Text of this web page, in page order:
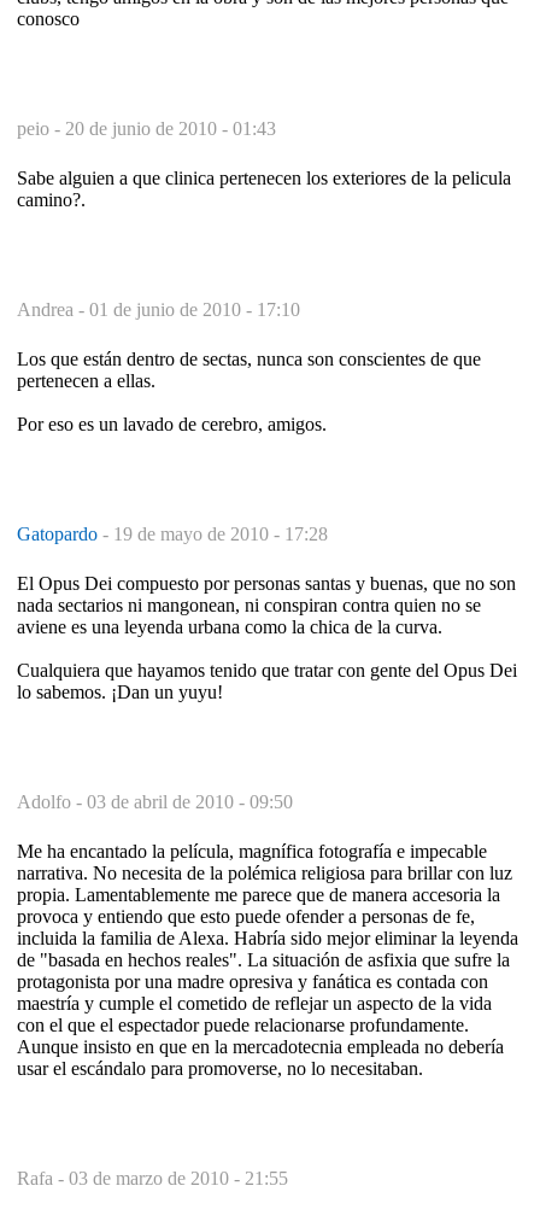
conosco
peio - 20 de junio de 2010 - 01:43
Sabe alguien a que clinica pertenecen los exteriores de la pelicula
camino?.
Andrea - 01 de junio de 2010 - 17:10
Los que están dentro de sectas, nunca son conscientes de que
pertenecen a ellas.
Por eso es un lavado de cerebro, amigos.
Gatopardo - 19 de mayo de 2010 - 17:28
El Opus Dei compuesto por personas santas y buenas, que no son
nada sectarios ni mangonean, ni conspiran contra quien no se
aviene es una leyenda urbana como la chica de la curva.
Cualquiera que hayamos tenido que tratar con gente del Opus Dei
lo sabemos. ¡Dan un yuyu!
Adolfo - 03 de abril de 2010 - 09:50
Me ha encantado la película, magnífica fotografía e impecable
narrativa. No necesita de la polémica religiosa para brillar con luz
propia. Lamentablemente me parece que de manera accesoria la
provoca y entiendo que esto puede ofender a personas de fe,
incluida la familia de Alexa. Habría sido mejor eliminar la leyenda
de "basada en hechos reales". La situación de asfixia que sufre la
protagonista por una madre opresiva y fanática es contada con
maestría y cumple el cometido de reflejar un aspecto de la vida
con el que el espectador puede relacionarse profundamente.
Aunque insisto en que en la mercadotecnia empleada no debería
usar el escándalo para promoverse, no lo necesitaban.
Rafa - 03 de marzo de 2010 - 21:55